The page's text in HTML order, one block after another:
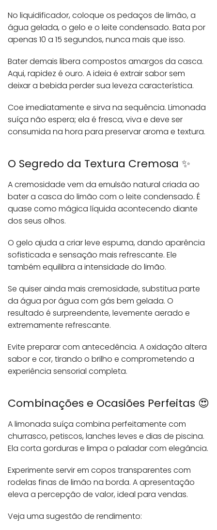
No liquidificador, coloque os pedaços de limão, a
água gelada, o gelo e o leite condensado. Bata por
apenas 10 a 15 segundos, nunca mais que isso.
Bater demais libera compostos amargos da casca.
Aqui, rapidez é ouro. A ideia é extrair sabor sem
deixar a bebida perder sua leveza característica.
Coe imediatamente e sirva na sequência. Limonada
suíça não espera; ela é fresca, viva e deve ser
consumida na hora para preservar aroma e textura.
O Segredo da Textura Cremosa ✨
A cremosidade vem da emulsão natural criada ao
bater a casca do limão com o leite condensado. É
quase como mágica líquida acontecendo diante
dos seus olhos.
O gelo ajuda a criar leve espuma, dando aparência
sofisticada e sensação mais refrescante. Ele
também equilibra a intensidade do limão.
Se quiser ainda mais cremosidade, substitua parte
da água por água com gás bem gelada. O
resultado é surpreendente, levemente aerado e
extremamente refrescante.
Evite preparar com antecedência. A oxidação altera
sabor e cor, tirando o brilho e comprometendo a
experiência sensorial completa.
Combinações e Ocasiões Perfeitas 😍
A limonada suíça combina perfeitamente com
churrasco, petiscos, lanches leves e dias de piscina.
Ela corta gorduras e limpa o paladar com elegância.
Experimente servir em copos transparentes com
rodelas finas de limão na borda. A apresentação
eleva a percepção de valor, ideal para vendas.
Veja uma sugestão de rendimento: